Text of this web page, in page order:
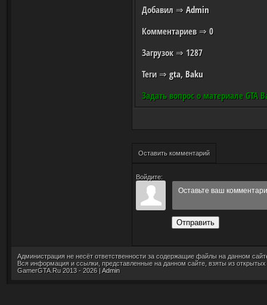
Добавил ⇒Admin
Комментариев⇒ 0
Загрузок⇒ 1287
Теги ⇒gta, Baku
Задать вопрос о материале GTA
Оставить комментарий
Войдите:
Отправить
Администрация не несёт ответственности за содержащие файлы на данном
Вся информация и ссылки, представленные на данном сайте, взяты из
GamerGTA.Ru 2013 - 2026 |Admin